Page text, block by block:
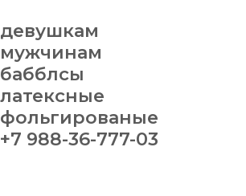
девушкам
мужчинам
бабблсы
латексные
фольгированые
+7 988-36-777-03